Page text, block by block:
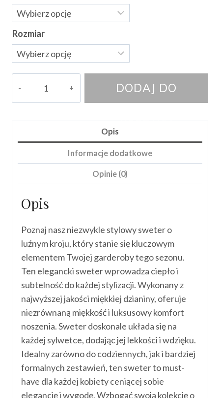
Rozmiar
DODAJ DO
KOSZYKA
Opis
Informacje dodatkowe
Opinie (0)
Opis
Poznaj nasz niezwykle stylowy sweter o
luźnym kroju, który stanie się kluczowym
elementem Twojej garderoby tego sezonu.
Ten elegancki sweter wprowadza ciepło i
subtelność do każdej stylizacji. Wykonany z
najwyższej jakości miękkiej dzianiny, oferuje
niezrównaną miękkość i luksusowy komfort
noszenia. Sweter doskonale układa się na
każdej sylwetce, dodając jej lekkości i wdzięku.
Idealny zarówno do codziennych, jak i bardziej
formalnych zestawień, ten sweter to must-
have dla każdej kobiety ceniącej sobie
elegancję i wygodę. Wzbogać swoją kolekcję o